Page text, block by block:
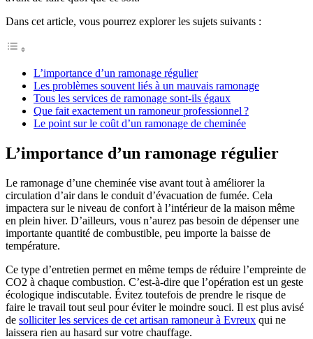
Dans cet article, vous pourrez explorer les sujets suivants :
L’importance d’un ramonage régulier
Les problèmes souvent liés à un mauvais ramonage
Tous les services de ramonage sont-ils égaux
Que fait exactement un ramoneur professionnel ?
Le point sur le coût d’un ramonage de cheminée
L’importance d’un ramonage régulier
Le ramonage d’une cheminée vise avant tout à améliorer la
circulation d’air dans le conduit d’évacuation de fumée. Cela
impactera sur le niveau de confort à l’intérieur de la maison même
en plein hiver. D’ailleurs, vous n’aurez pas besoin de dépenser une
importante quantité de combustible, peu importe la baisse de
température.
Ce type d’entretien permet en même temps de réduire l’empreinte de
CO2 à chaque combustion. C’est-à-dire que l’opération est un geste
écologique indiscutable. Évitez toutefois de prendre le risque de
faire le travail tout seul pour éviter le moindre souci. Il est plus avisé
de solliciter les services de cet artisan ramoneur à Evreux qui ne
laissera rien au hasard sur votre chauffage.